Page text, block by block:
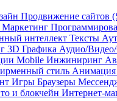
Продвижение сайтов
Маркетинг
интеллект Тексты
3D Графика Аудио/
Mobile Инжиниринг
стиль Анимация
Игры Браузеры
и блокчейн Интернет-